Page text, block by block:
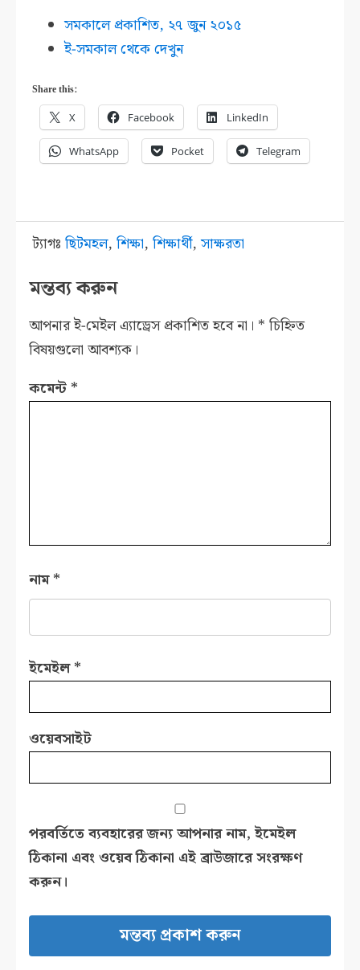
সমকালে প্রকাশিত, ২৭ জুন ২০১৫
ই-সমকাল থেকে দেখুন
Share this:
X Facebook LinkedIn
WhatsApp Pocket Telegram
ট্যাগঃছিটমহল,শিক্ষা,শিক্ষার্থী,সাক্ষরতা
মন্তব্য করুন
আপনার ই-মেইল এ্যাড্রেস প্রকাশিত হবে না। * চিহ্নিত
বিষয়গুলো আবশ্যক।
কমেন্ট *
নাম*
ইমেইল*
ওয়েবসাইট
পরবর্তিতে ব্যবহারের জন্য আপনার নাম, ইমেইল
ঠিকানা এবং ওয়েব ঠিকানা এই ব্রাউজারে সংরক্ষণ
করুন।